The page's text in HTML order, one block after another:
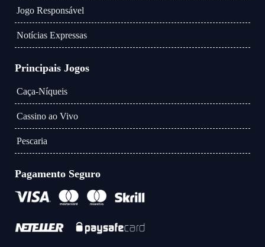
Jogo Responsável
Notícias Expressas
Principais Jogos
Caça-Níqueis
Cassino ao Vivo
Pescaria
Pagamento Seguro